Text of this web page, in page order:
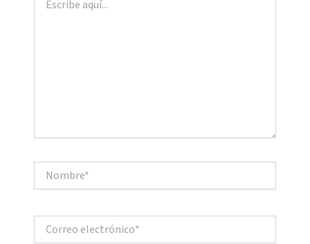
aquí...
Nombre*
Correo
electrónico*